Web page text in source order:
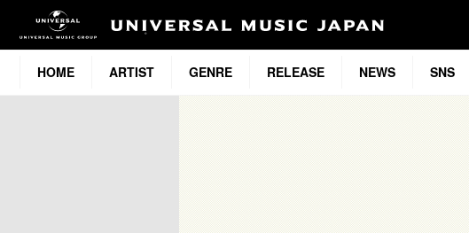
HOME ARTIST GENRE RELEASE NEWS SNS